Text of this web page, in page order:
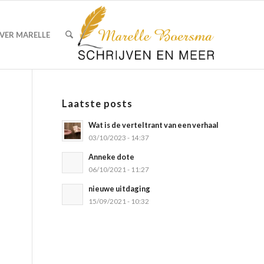
MARELLE
Laatste posts
Wat is de verteltrant van een verhaal
03/10/2023 - 14:37
Anneke dote
06/10/2021 - 11:27
nieuwe uitdaging
15/09/2021 - 10:32